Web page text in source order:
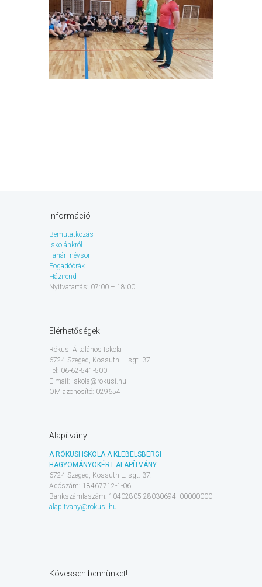
Információ
Bemutatkozás
Iskolánkról
Tanári névsor
Fogadóórák
Házirend
Nyitvatartás: 07:00 – 18:00
Elérhetőségek
Rókusi Általános Iskola
6724 Szeged, Kossuth L. sgt. 37.
Tel: 06-62-541-500
E-mail: iskola@rokusi.hu
OM azonosító: 029654
Alapítvány
A RÓKUSI ISKOLA A KLEBELSBERGI
HAGYOMÁNYOKÉRT ALAPÍTVÁNY
6724 Szeged, Kossuth L. sgt. 37.
Adószám: 18467712-1-06
Bankszámlaszám: 10402805-28030694- 00000000
alapitvany@rokusi.hu
Kövessen bennünket!